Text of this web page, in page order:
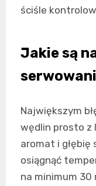
ściśle
Jakie są
Największym
wędlin prosto z
aromat i
osiągnąć
na minimum 30